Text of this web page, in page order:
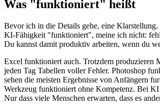
Was "funktioniert" heißt
Bevor ich in die Details gehe, eine Klarstellung.
KI-Fähigkeit "funktioniert", meine ich nicht:
Du kannst damit produktiv arbeiten, wenn du
Excel funktioniert auch. Trotzdem produzieren
jeden Tag Tabellen voller Fehler. Photoshop
sehen die meisten Ergebnisse von Anfängern
Werkzeug funktioniert ohne Kompetenz. Bei KI
Nur dass viele Menschen erwarten, dass es